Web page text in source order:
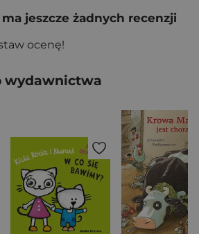
jeszcze żadnych recenzji
ocenę!
wydawnictwa